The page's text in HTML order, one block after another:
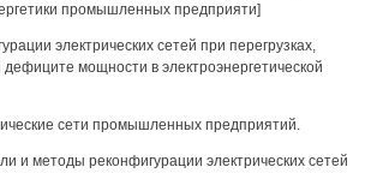
промышленных предприяти]
электрических сетей при перегрузках,
мощности в электроэнергетической
сети промышленных предприятий.
и методы реконфигурации электрических сетей